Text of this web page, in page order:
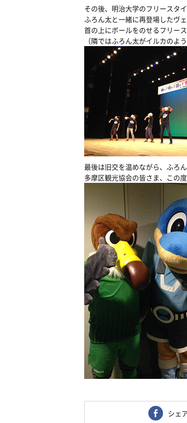
その後、明治大学のフリースタ
ふろん太と一緒に再登場したヴェ
首の上にボールをのせるフリー
（隣ではふろん太がイルカのよ
最後は旧交を温めながら、ふろ
多摩区観光協会の皆さま、この
シェ